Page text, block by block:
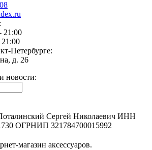
Петербурге:
д. 26
новости:
Сергей Николаевич ИНН
ОГРНИП 321784700015992
магазин аксессуаров.